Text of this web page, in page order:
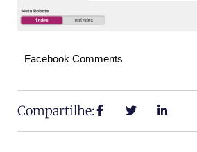
Facebook Comments
Compartilhe: